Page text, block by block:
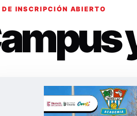
INSCRIPCIÓN ABIERTO